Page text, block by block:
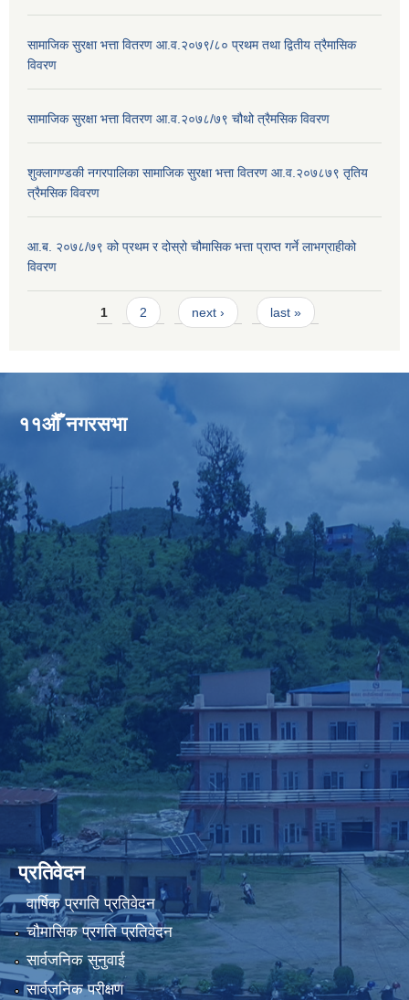
सामाजिक सुरक्षा भत्ता वितरण आ.व.२०७९/८० प्रथम तथा द्वितीय त्रैमासिक
विवरण
सामाजिक सुरक्षा भत्ता वितरण आ.व.२०७८/७९ चौथो त्रैमसिक विवरण
शुक्लागण्डकी नगरपालिका सामाजिक सुरक्षा भत्ता वितरण आ.व.२०७८७९ तृतिय
त्रैमसिक विवरण
आ.ब. २०७८/७९ को प्रथम र दोस्रो चौमासिक भत्ता प्राप्त गर्ने लाभग्राहीको
विवरण
Pages1 2 next › last »
११औँ नगरसभा
प्रतिवेदन
वार्षिक प्रगति प्रतिवेदन
चौमासिक प्रगति प्रतिवेदन
सार्वजनिक सुनुवाई
सार्वजनिक परीक्षण